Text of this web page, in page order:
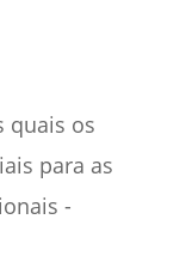
quais os
para as
-